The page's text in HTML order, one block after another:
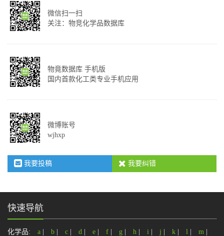
微信扫一扫
关注：物竞化学品数据库
物竟数据库 手机版
国内首款化工类专业手机应用
微博账号
wjhxp
我要投稿 我要纠错
快速导航
化学品: a b c d e f g h i j k l m